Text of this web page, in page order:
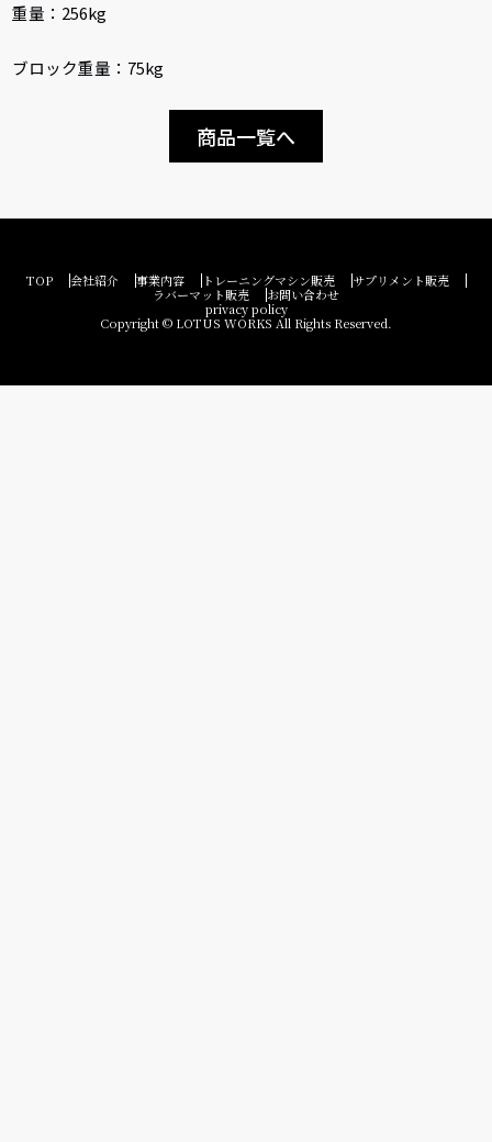
重量：256kg
ブロック重量：75kg
商品一覧へ
TOP 会社紹介 事業内容 トレーニングマシン販売
サプリメント販売
ラバーマット販売
お問い合わせ
privacy policy
Copyright © LOTUS WORKS All Rights Reserved.